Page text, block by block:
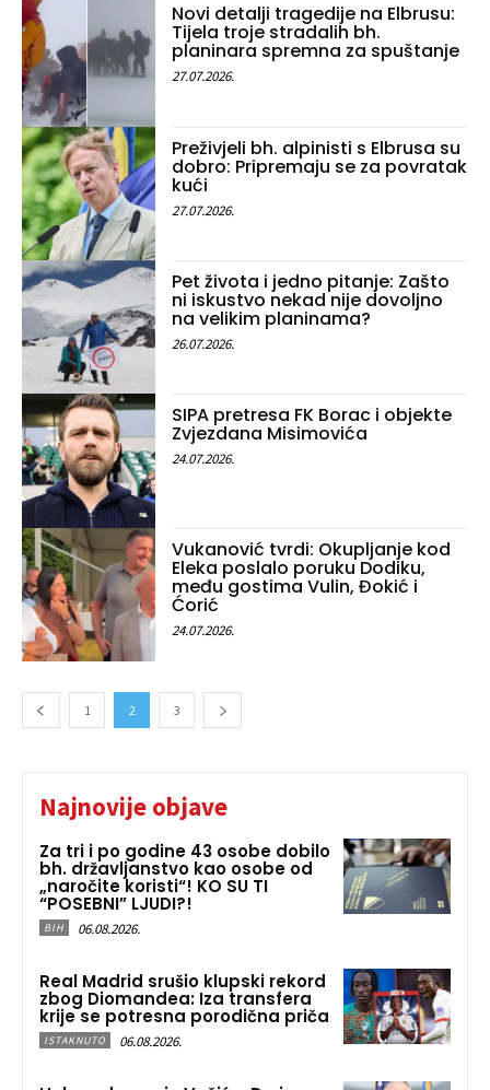
Novi detalji tragedije na Elbrusu:
Tijela troje stradalih bh.
planinara spremna za spuštanje
27.07.2026.
Preživjeli bh. alpinisti s Elbrusa su
dobro: Pripremaju se za povratak
kući
27.07.2026.
Pet života i jedno pitanje: Zašto
ni iskustvo nekad nije dovoljno
na velikim planinama?
26.07.2026.
SIPA pretresa FK Borac i objekte
Zvjezdana Misimovića
24.07.2026.
Vukanović tvrdi: Okupljanje kod
Eleka poslalo poruku Dodiku,
među gostima Vulin, Đokić i
Ćorić
24.07.2026.
1 2 3
Najnovije objave
Za tri i po godine 43 osobe dobilo
bh. državljanstvo kao osobe od
„naročite koristi“! KO SU TI
“POSEBNI” LJUDI?!
BIH 06.08.2026.
Real Madrid srušio klupski rekord
zbog Diomandea: Iza transfera
krije se potresna porodična priča
ISTAKNUTO 06.08.2026.